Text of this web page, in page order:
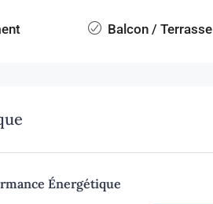
Balcon / Terrasse
Énergétique